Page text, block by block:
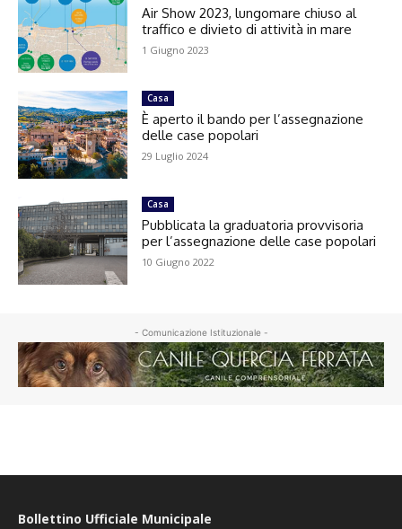
Air Show 2023, lungomare chiuso al
traffico e divieto di attività in mare
1 Giugno 2023
Casa
È aperto il bando per l’assegnazione
delle case popolari
29 Luglio 2024
Casa
Pubblicata la graduatoria provvisoria
per l’assegnazione delle case popolari
10 Giugno 2022
- Comunicazione Istituzionale -
Bollettino Ufficiale Municipale